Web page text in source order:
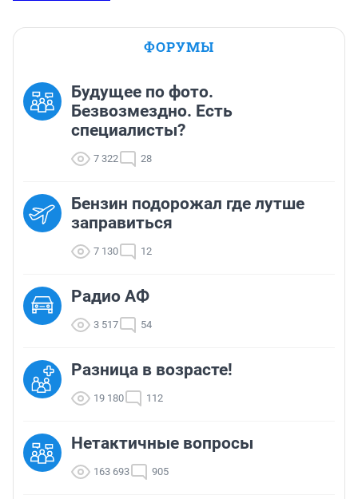
ФОРУМЫ
Будущее по фото.
Безвозмездно. Есть
специалисты?
7 322 28
Бензин подорожал где лутше
заправиться
7 130 12
Радио АФ
3 517 54
Разница в возрасте!
19 180 112
Нетактичные вопросы
163 693 905